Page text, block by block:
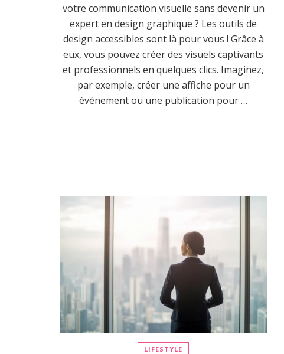
votre communication visuelle sans devenir un
expert en design graphique ? Les outils de
design accessibles sont là pour vous ! Grâce à
eux, vous pouvez créer des visuels captivants
et professionnels en quelques clics. Imaginez,
par exemple, créer une affiche pour un
événement ou une publication pour …
LIFESTYLE